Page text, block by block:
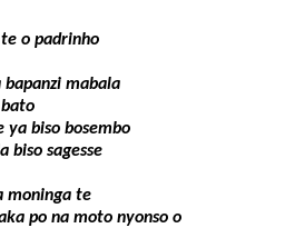
o padrinho
bapanzi mabala
ya biso bosembo
biso sagesse
moninga te
po na moto nyonso o